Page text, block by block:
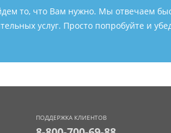
то, что Вам нужно. Мы отвечаем
услуг. Просто попробуйте и
ПОДДЕРЖКА КЛИЕНТОВ